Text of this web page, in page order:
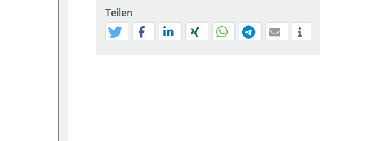
Teilen